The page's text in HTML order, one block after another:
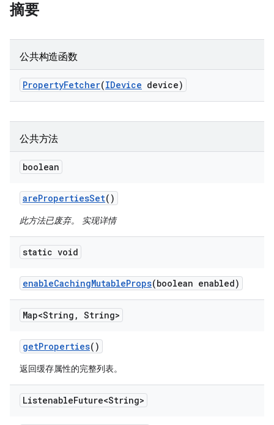
摘要
公共构造函数
PropertyFetcher(IDevice device)
公共方法
boolean
arePropertiesSet()
此方法已废弃。 实现详情
static void
enableCachingMutableProps(boolean enabled)
Map<String , String>
getProperties()
返回缓存属性的完整列表。
ListenableFuture<String>